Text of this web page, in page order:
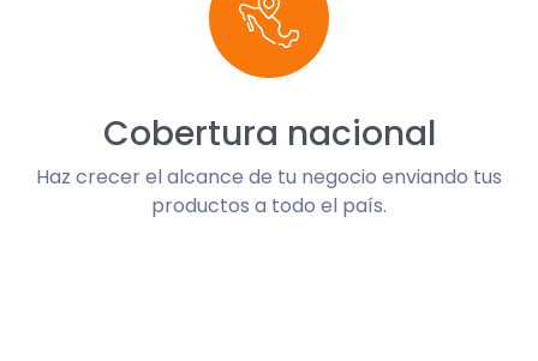
Cobertura nacional
Haz crecer el alcance de tu negocio enviando tus
productos a todo el país.